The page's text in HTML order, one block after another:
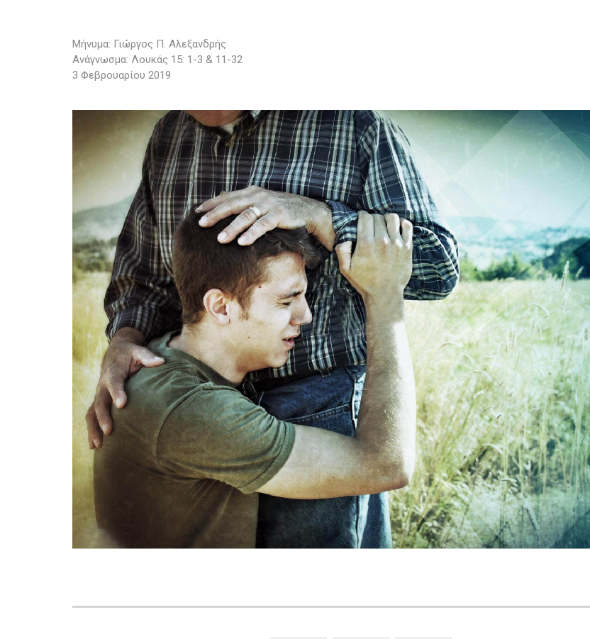
Μήνυμα: Γιώργος Π. Αλεξανδρής
Ανάγνωσμα: Λουκάς 15: 1-3 & 11-32
3 Φεβρουαρίου 2019